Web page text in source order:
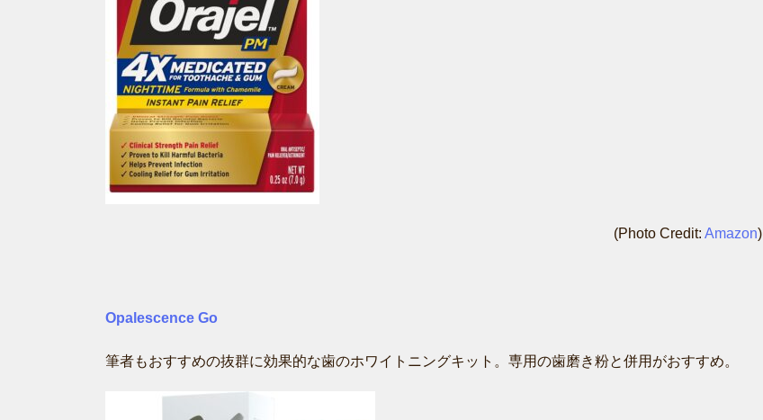
(Photo Credit: Amazon)
Opalescence Go
筆者もおすすめの抜群に効果的な歯のホワイトニングキット。専用の歯磨き粉と併用がおすすめ。